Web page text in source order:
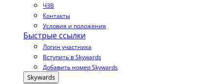
ЧЗВ
Контакты
Условия и положения
Быстрые ссылки
Логин участника
Вступить в Skywards
Добавить номер Skywards
Skywards